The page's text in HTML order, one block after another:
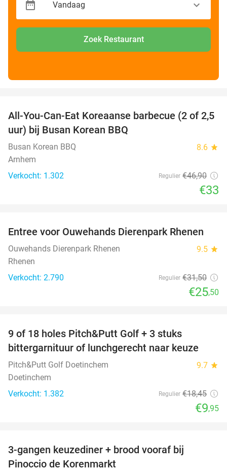
Zoek Restaurant
30%
All-You-Can-Eat Koreaanse barbecue (2 of 2,5
uur) bij Busan Korean BBQ
Busan Korean BBQ 8.6 star
Arnhem
Verkocht: 1.302
Regulier €46,90
€33
19%
Entree voor Ouwehands Dierenpark Rhenen
Ouwehands Dierenpark Rhenen 9.5 star
Rhenen
Verkocht: 2.790
Regulier €31,50
€25,50
9 of 18 holes Pitch&Putt Golf + 3 stuks
bittergarnituur of lunchgerecht naar keuze
Pitch&Putt Golf Doetinchem 9.7 star
Doetinchem
Verkocht: 1.382
Regulier €18,45
€9,95
3-gangen keuzediner + brood vooraf bij
Pinoccio de Korenmarkt